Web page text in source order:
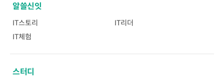
알쓸신잇
IT스토리
IT리더
IT체험
스터디